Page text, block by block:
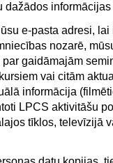
dažādos
e-pasta adresi,
nozarē,
gaidāmajām
vai citām
informācija
LPCS aktivitāšu
tīklos, televīzijā